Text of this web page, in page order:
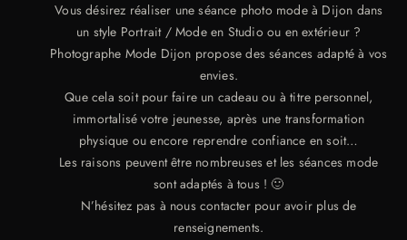
Vous désirez réaliser une séance photo mode à Dijon dans
un style Portrait / Mode en Studio ou en extérieur ?
Photographe Mode Dijon propose des séances adapté à vos
envies.
Que cela soit pour faire un cadeau ou à titre personnel,
immortalisé votre jeunesse, après une transformation
physique ou encore reprendre confiance en soit…
Les raisons peuvent être nombreuses et les séances mode
sont adaptés à tous ! 🙂
N’hésitez pas à nous contacter pour avoir plus de
renseignements.